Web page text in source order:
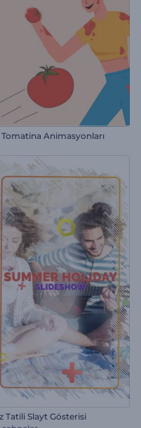
Tomatina Animasyonları
Tatili Slayt Gösterisi